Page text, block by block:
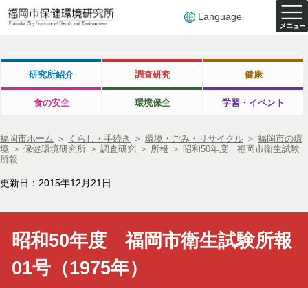
Language
研究所紹介 調査研究 健康
食の安全 環境保全 学習・イベント
福岡市ホーム ＞ くらし・手続き ＞ 環境・ごみ・リサイクル ＞ 福岡市の環
境 ＞ 保健環境研究所 ＞ 調査研究 ＞ 所報 ＞ 昭和50年度 福岡市衛生試験
所報
更新日：2015年12月21日
昭和50年度 福岡市衛生試験所報
01号（1975年）